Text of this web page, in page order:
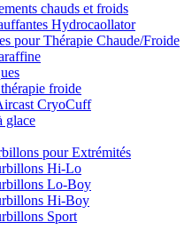
chauds et froids
Hydrocaollator
pour Thérapie Chaude/Froide
froide
CryoCuff
glace
pour Extrémités
Hi-Lo
Lo-Boy
Hi-Boy
Sport